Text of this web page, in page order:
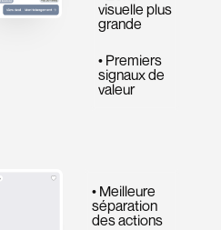
visuelle plus
grande
• Premiers
signaux de
valeur
• Meilleure
séparation
des actions